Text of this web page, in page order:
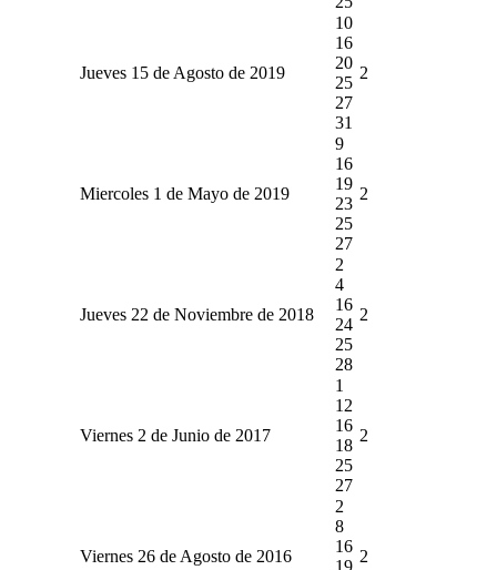
Jueves 15 de Agosto de 2019
10
16
20
25
27
31
2
Miercoles 1 de Mayo de 2019
9
16
19
23
25
27
2
Jueves 22 de Noviembre de 2018
2
4
16
24
25
28
2
Viernes 2 de Junio de 2017
1
12
16
18
25
27
2
Viernes 26 de Agosto de 2016
2
8
16
19
2